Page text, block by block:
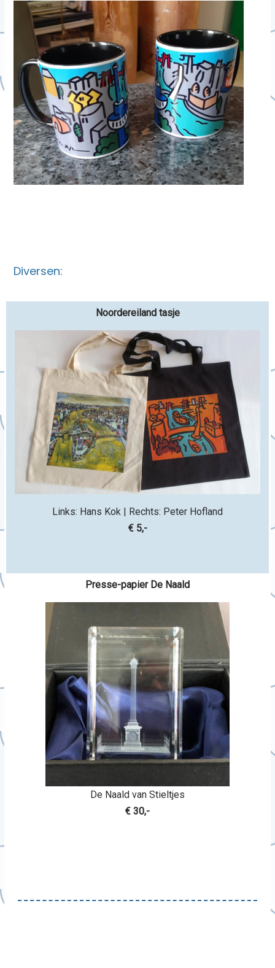
Diversen:
Noordereiland tasje
Links: Hans Kok | Rechts: Peter Hofland
€ 5,-
Presse-papier De Naald
De Naald van Stieltjes
€ 30,-